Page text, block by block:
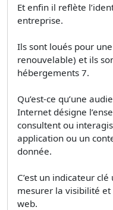
Et enfin il reflète
entreprise.
Ils sont loués pour
renouvelable) et ils
hébergements 7.
Qu’est-ce qu’une
Internet désigne
consultent ou
application ou un
donnée.
C’est un indicateur
mesurer la visibilité et
web.